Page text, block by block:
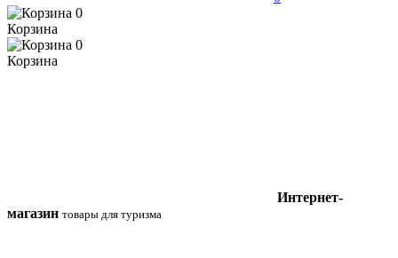
0
Корзина
0
Корзина
Интернет-
магазин товары для туризма